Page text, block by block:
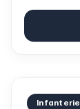
Infanterie